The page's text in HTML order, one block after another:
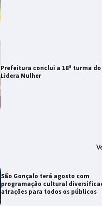
Prefeitura conclui a 18ª turma do
Lidera Mulher
São Gonçalo terá agosto com
programação cultural
atrações para todos os públicos